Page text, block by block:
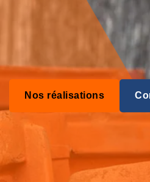
Nos réalisations